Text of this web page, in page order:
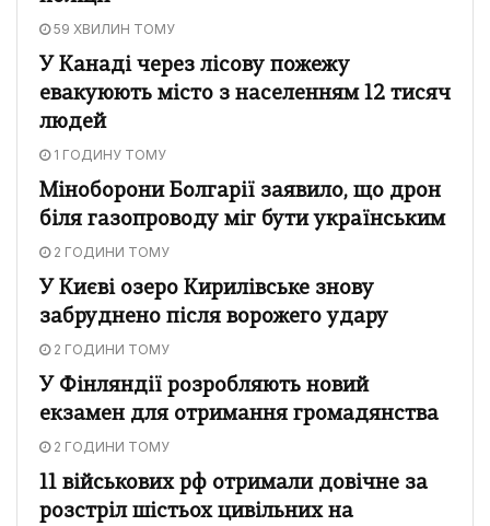
59 ХВИЛИН ТОМУ
У Канаді через лісову пожежу
евакуюють місто з населенням 12 тисяч
людей
1 ГОДИНУ ТОМУ
Міноборони Болгарії заявило, що дрон
біля газопроводу міг бути українським
2 ГОДИНИ ТОМУ
У Києві озеро Кирилівське знову
забруднено після ворожего удару
2 ГОДИНИ ТОМУ
У Фінляндії розробляють новий
екзамен для отримання громадянства
2 ГОДИНИ ТОМУ
11 військових рф отримали довічне за
розстріл шістьох цивільних на